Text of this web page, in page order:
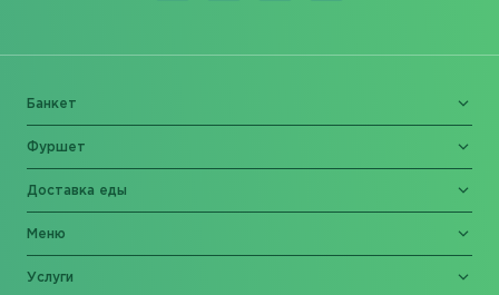
Банкет
Фуршет
Доставка еды
Меню
Услуги